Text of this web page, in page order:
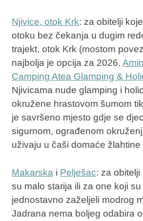
Njivice, otok Krk: za obitelji
otoku bez čekanja u dugim
trajekt, otok Krk (mostom
najbolja je opcija za 2026.
Camping Atea Glamping &
Njivicama nude glamping i
okružene hrastovom šumom
je savršeno mjesto gdje se
sigurnom, ograđenom
uživaju u čaši domaće žlahtine
Makarska i Pelješac: za
su malo starija ili za one koji su
jednostavno zaželjeli modrog
Jadrana nema boljeg odabira